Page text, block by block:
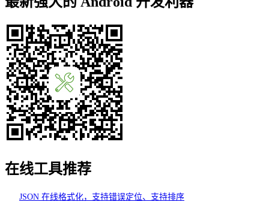
在线工具推荐
JSON 在线格式化，支持错误定位、支持排序